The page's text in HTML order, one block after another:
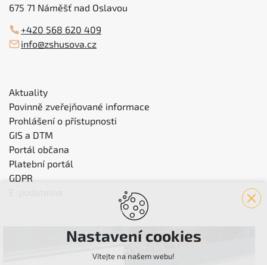
675 71 Náměšť nad Oslavou
+420 568 620 409
info@zshusova.cz
Aktuality
Povinně zveřejňované informace
Prohlášení o přístupnosti
GIS a DTM
Portál občana
Platební portál
GDPR
Nastavení cookies
Vítejte na našem webu!